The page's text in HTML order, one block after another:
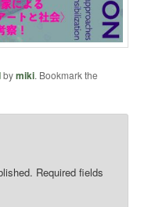
bymiki. Bookmark the
Required fields